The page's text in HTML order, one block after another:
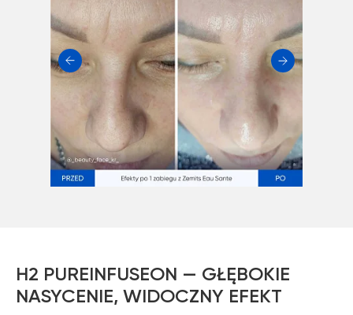
H2 PUREINFUSEON — GŁĘBOKIE
NASYCENIE, WIDOCZNY EFEKT
Jak działa
gdzie dzięki procesowi elektrolizy
zostaje rozdzielona i
wzbogacona w cząsteczki H₂